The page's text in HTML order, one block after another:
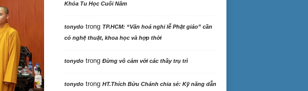
Khóa Tu Học Cuối Năm
tonydotrong TP.HCM: “Văn hoá nghi lễ Phật giáo” cần
có nghệ thuật, khoa học và hợp thời
tonydotrong Đừng vô cảm với các thầy trụ trì
tonydotrong HT.Thích Bửu Chánh chia sẻ: Kỹ năng dẫn